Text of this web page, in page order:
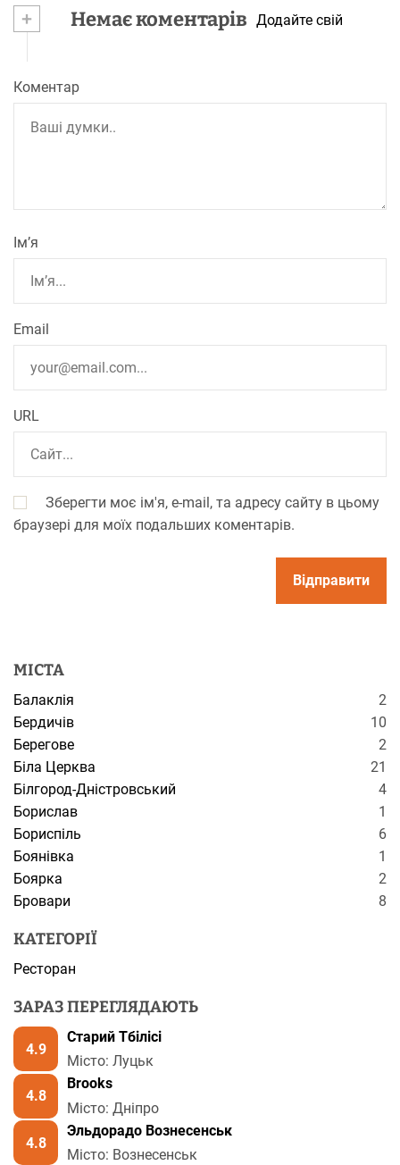
+ Немає коментарів Додайте свій
Коментар
Ім’я
Email
URL
Зберегти моє ім'я, e-mail, та адресу сайту в цьому
браузері для моїх подальших коментарів.
МІСТА
Балаклія
2
Бердичів
10
Берегове
2
Біла Церква
21
Білгород-Дністровський
4
Борислав
1
Бориспіль
6
Боянівка
1
Боярка
2
Бровари
8
КАТЕГОРІЇ
Ресторан
ЗАРАЗ ПЕРЕГЛЯДАЮТЬ
4.9
Старий Тбілісі
Місто: Луцьк
4.8
Brooks
Місто: Дніпро
4.8
Эльдорадо Вознесенськ
Місто: Вознесенськ